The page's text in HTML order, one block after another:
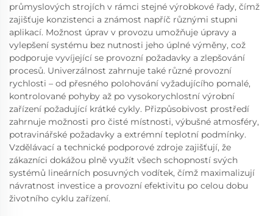
průmyslových strojích v rámci stejné výrobkové řady, čímž
zajišťuje konzistenci a známost napříč různými stupni
aplikací. Možnost úprav v provozu umožňuje úpravy a
vylepšení systému bez nutnosti jeho úplné výměny, což
podporuje vyvíjející se provozní požadavky a zlepšování
procesů. Univerzálnost zahrnuje také různé provozní
rychlosti – od přesného polohování vyžadujícího pomalé,
kontrolované pohyby až po vysokorychlostní výrobní
zařízení požadující krátké cykly. Přizpůsobivost prostředí
zahrnuje možnosti pro čisté místnosti, výbušné atmosféry,
potravinářské požadavky a extrémní teplotní podmínky.
Vzdělávací a technické podporové zdroje zajišťují, že
zákazníci dokážou plně využít všech schopností svých
systémů lineárních posuvných vodítek, čímž maximalizují
návratnost investice a provozní efektivitu po celou dobu
životního cyklu zařízení.